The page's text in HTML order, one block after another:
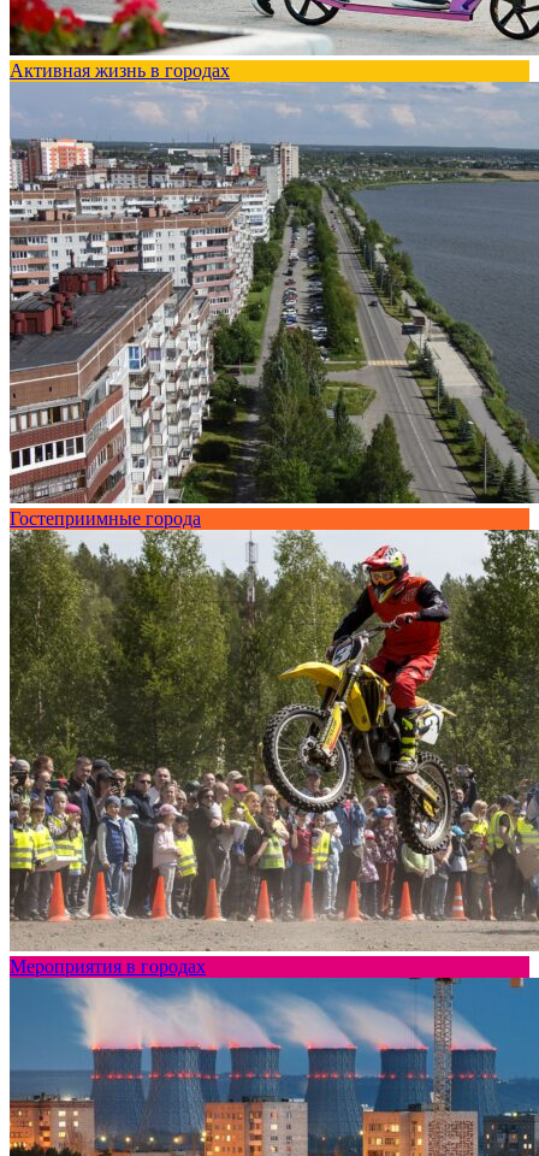
Активная жизнь в городах
Гостеприимные города
Мероприятия в городах